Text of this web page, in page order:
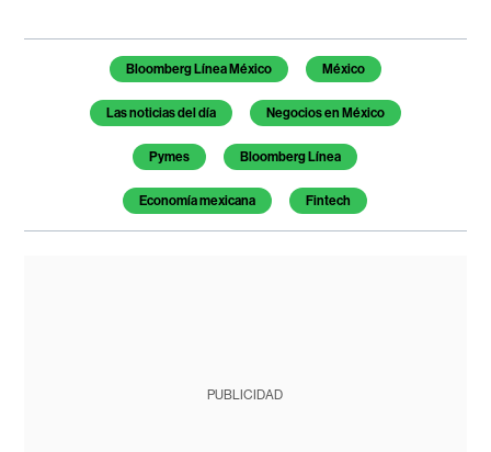
Temas de este artículo
Bloomberg Línea México México
Las noticias del día Negocios en México
Pymes Bloomberg Línea
Economía mexicana Fintech
PUBLICIDAD